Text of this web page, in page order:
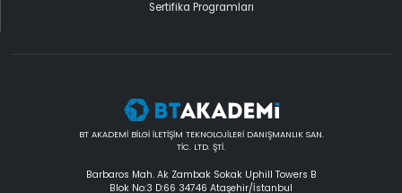
Sertifika Programları
BT AKADEMİ BİLGİ İLETİŞİM TEKNOLOJİLERİ DANIŞMANLIK SAN.
TİC. LTD. ŞTİ.
Barbaros Mah. Ak Zambak Sokak Uphill Towers B
Blok No:3 D:66 34746 Ataşehir/İstanbul